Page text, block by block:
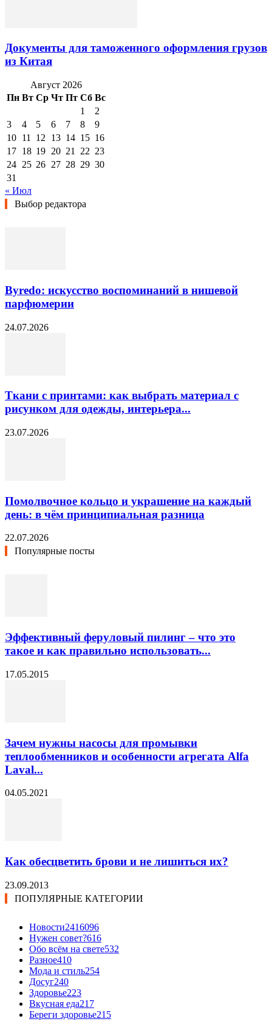
Документы для таможенного оформления грузов
из Китая
Август 2026
Пн Вт Ср Чт Пт Сб Вс
1
2
3
4 5 6 7 8
9
10 11 12 13 14 15 16
17 18 19 20 21 22 23
24 25 26 27 28 29 30
31
« Июл
Выбор редактора
Byredo: искусство воспоминаний в нишевой
парфюмерии
24.07.2026
Ткани с принтами: как выбрать материал с
рисунком для одежды, интерьера...
23.07.2026
Помолвочное кольцо и украшение на каждый
день: в чём принципиальная разница
22.07.2026
Популярные посты
Эффективный феруловый пилинг – что это
такое и как правильно использовать...
17.05.2015
Зачем нужны насосы для промывки
теплообменников и особенности агрегата Alfa
Laval...
04.05.2021
Как обесцветить брови и не лишиться их?
23.09.2013
ПОПУЛЯРНЫЕ КАТЕГОРИИ
Новости2416096
Нужен совет?616
Обо всём на свете532
Разное410
Мода и стиль254
Досуг240
Здоровье223
Вкусная еда217
Береги здоровье215